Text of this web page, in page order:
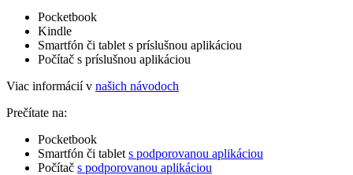
Pocketbook
Kindle
Smartfón či tablet s príslušnou aplikáciou
Počítač s príslušnou aplikáciou
Viac informácií v našich návodoch
Prečítate na:
Pocketbook
Smartfón či tablet s podporovanou aplikáciou
Počítač s podporovanou aplikáciou